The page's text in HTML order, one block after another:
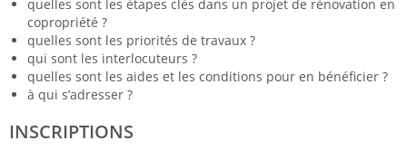
quelles sont les étapes clés dans un projet de rénovation en
copropriété ?
quelles sont les priorités de travaux ?
qui sont les interlocuteurs ?
quelles sont les aides et les conditions pour en bénéficier ?
à qui s’adresser ?
INSCRIPTIONS